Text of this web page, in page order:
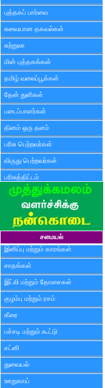
புத்தகப் பார்வை
சுவையான தகவல்கள்
சுற்றுலா
மின் புத்தகங்கள்
தமிழ் வலைப்பூக்கள்
தேன் துளிகள்
படைப்பாளர்கள்
தினம் ஒரு தளம்
பரிசு பெற்றவர்கள்
விருது பெற்றவர்கள்
பரிசுத்திட்டம்
சமையல்
இனிப்பு மற்றும் காரங்கள்
சாதங்கள்
இட்லி மற்றும் தோசைகள்
குழம்பு மற்றும் ரசம்
கீரை
பச்சடி மற்றும் கூட்டு
சட்னி
துவையல்
ஊறுகாய்